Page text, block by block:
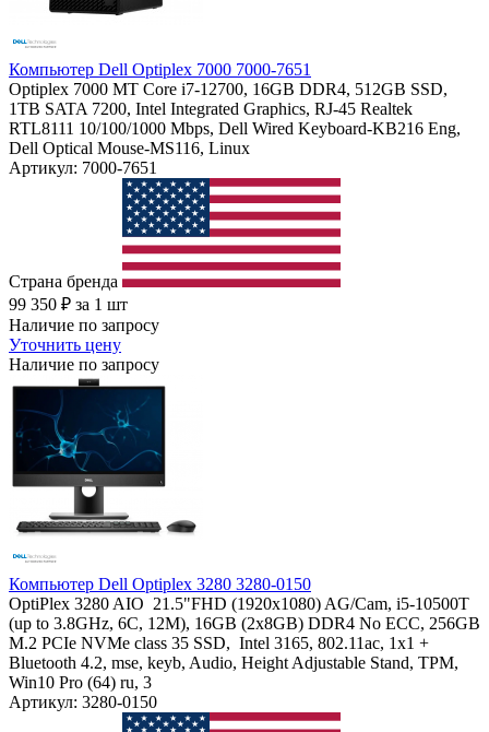
Компьютер Dell Optiplex 7000 7000-7651
Optiplex 7000 MT Core i7-12700, 16GB DDR4, 512GB SSD,
1TB SATA 7200, Intel Integrated Graphics, RJ-45 Realtek
RTL8111 10/100/1000 Mbps, Dell Wired Keyboard-KB216 Eng,
Dell Optical Mouse-MS116, Linux
Артикул: 7000-7651
Страна бренда
99 350 ₽ за 1 шт
Наличие по запросу
Уточнить цену
Наличие по запросу
Компьютер Dell Optiplex 3280 3280-0150
OptiPlex 3280 AIO 21.5"FHD (1920x1080) AG/Cam, i5-10500T
(up to 3.8GHz, 6C, 12M), 16GB (2x8GB) DDR4 No ECC, 256GB
M.2 PCIe NVMe class 35 SSD, Intel 3165, 802.11ac, 1x1 +
Bluetooth 4.2, mse, keyb, Audio, Height Adjustable Stand, TPM,
Win10 Pro (64) ru, 3
Артикул: 3280-0150